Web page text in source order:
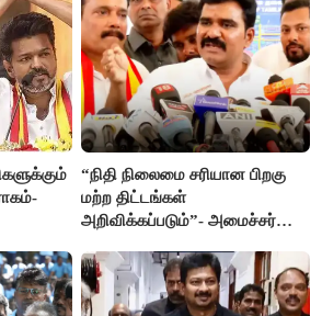
“நிதி நிலைமை சரியான பிறகு
மற்ற திட்டங்கள்
அறிவிக்கப்படும்”- அமைச்சர்